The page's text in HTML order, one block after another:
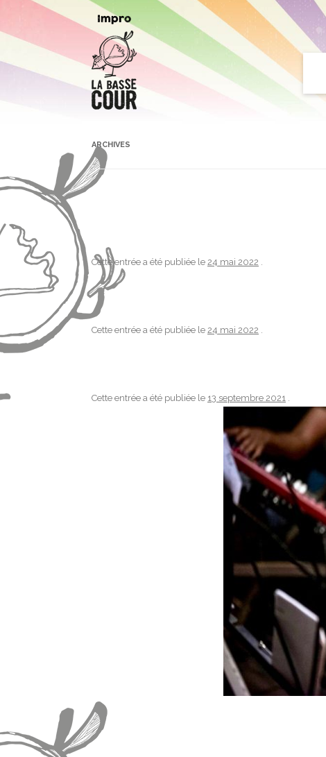
Arts de la scène
Impro
ARCHIVES
Cette entrée a été publiée le 24 mai 2022 .
Cette entrée a été publiée le 24 mai 2022 .
Cette entrée a été publiée le 13 septembre 2021 .